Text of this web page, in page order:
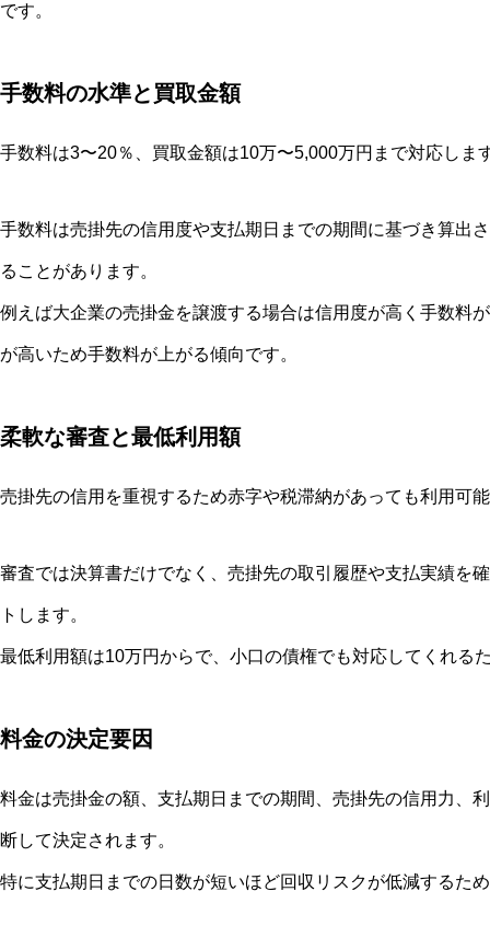
です。
手数料の水準と買取金額
手数料は3〜20％、買取金額は10万〜5,000万円まで対応しま
手数料は売掛先の信用度や支払期日までの期間に基づき算出
ることがあります。
例えば大企業の売掛金を譲渡する場合は信用度が高く手数料
が高いため手数料が上がる傾向です。
柔軟な審査と最低利用額
売掛先の信用を重視するため赤字や税滞納があっても利用可
審査では決算書だけでなく、売掛先の取引履歴や支払実績を
トします。
最低利用額は10万円からで、小口の債権でも対応してくれる
料金の決定要因
料金は売掛金の額、支払期日までの期間、売掛先の信用力、
断して決定されます。
特に支払期日までの日数が短いほど回収リスクが低減するた